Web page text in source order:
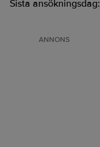
Sista ansökningsdag:
ANNONS